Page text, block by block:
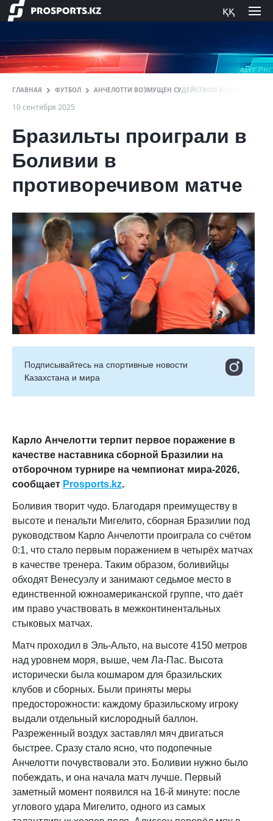
ққ
ГЛАВНАЯ ФУТБОЛ АНЧЕЛОТТИ ВОЗМУЩЕН СУДЕЙСТВОМ В ОТБОРЕ НА
10 сентября 2025
Бразильты проиграли в
Боливии в
противоречивом матче
Подписывайтесь на cпортивные новости
Казахстана и мира
Карло Анчелотти терпит первое поражение в
качестве наставника сборной Бразилии на
отборочном турнире на чемпионат мира-2026,
сообщает Prosports.kz.
Боливия творит чудо. Благодаря преимуществу в
высоте и пенальти Мигелито, сборная Бразилии под
руководством Карло Анчелотти проиграла со счётом
0:1, что стало первым поражением в четырёх матчах
в качестве тренера. Таким образом, боливийцы
обходят Венесуэлу и занимают седьмое место в
единственной южноамериканской группе, что даёт
им право участвовать в межконтинентальных
стыковых матчах.
Матч проходил в Эль-Альто, на высоте 4150 метров
над уровнем моря, выше, чем Ла-Пас. Высота
исторически была кошмаром для бразильских
клубов и сборных. Были приняты меры
предосторожности: каждому бразильскому игроку
выдали отдельный кислородный баллон.
Разреженный воздух заставлял мяч двигаться
быстрее. Сразу стало ясно, что подопечные
Анчелотти почувствовали это. Боливии нужно было
побеждать, и она начала матч лучше. Первый
заметный момент появился на 16-й минуте: после
углового удара Мигелито, одного из самых